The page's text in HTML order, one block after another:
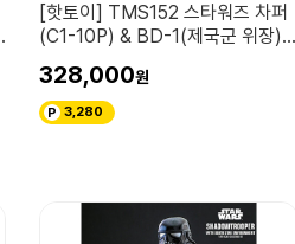
[핫토이] TMS152 스타워즈 차퍼
(C1-10P) & BD-1(제국군 위장)
328,000
3,280